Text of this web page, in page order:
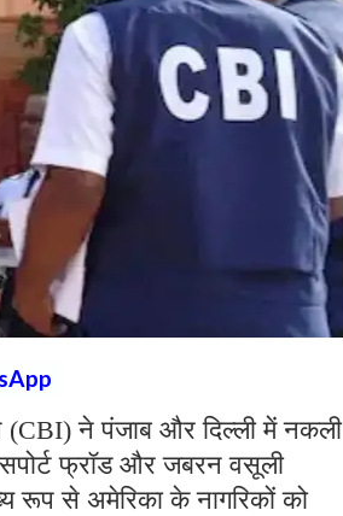
ने पंजाब और दिल्ली में नकली
फ्रॉड और जबरन वसूली
रूप से अमेरिका के नागरिकों को